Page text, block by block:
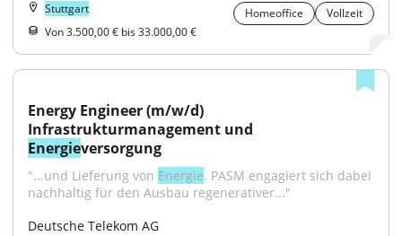
Stuttgart Homeoffice
Vollzeit
Von 3.500,00 € bis 33.000,00 €
Energy Engineer (m/w/d)
Energieversorgung
"...und Lieferung von Energie. PASM engagiert sich dabei
nachhaltig für den Ausbau regenerativer..."
Deutsche Telekom AG